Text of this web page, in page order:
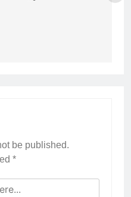
be published.
*